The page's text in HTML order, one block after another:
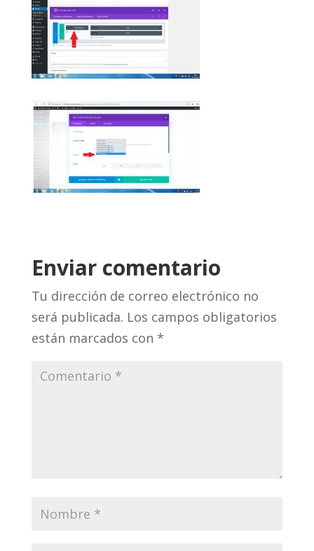
Enviar comentario
Tu dirección de correo electrónico no
será publicada. Los campos obligatorios
están marcados con *